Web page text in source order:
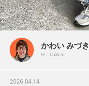
かわい みづき
H：153cm
2026.04.14